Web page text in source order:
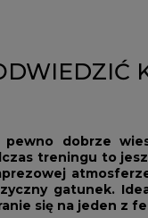
dobrze
treningu to
gatunek.
się na jeden z